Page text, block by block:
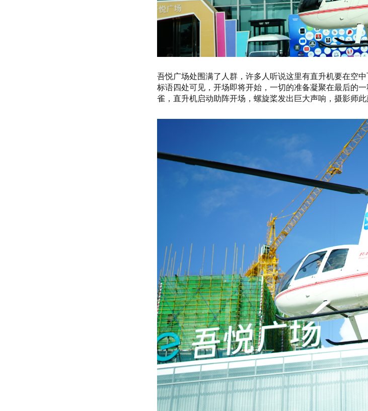
吾悦广场处围满了人群，许多人听说这里有直升机要在空
标语四处可见，开场即将开始，一切的准备凝聚在最后的
雀，直升机启动助阵开场，螺旋桨发出巨大声响，摄影师